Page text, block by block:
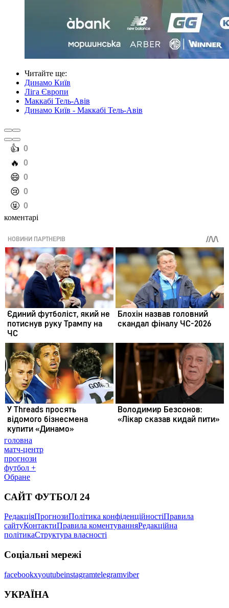
Читайте ще:
Динамо Київ
Ліга Європи
Маккабі Тель-Авів
Динамо Київ - Маккабі Тель-Авів
️👍 0
️🔥 0
️😄 0
️😢 0
️🤬 0
коментарі
головна
матч-центр
прогнози
футбол +
Обране
САЙТ ФУТБОЛ 24
РедакціяПрогнозиПолітика конфіденційностіПравила
сайтуКонтактиПравила коментуванняРедакційна
політикаСтруктура власності
Соціальні мережі
facebookxyoutubeinstagramtelegramviber
УКРАЇНА